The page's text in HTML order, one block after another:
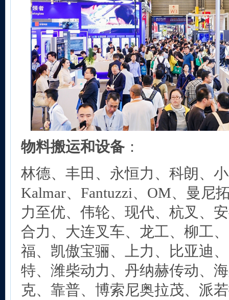
物料搬运和设备：
林德、丰田、永恒力、科朗、
Kalmar、Fantuzzi、OM、曼尼
力至优、伟轮、现代、杭叉、
合力、大连叉车、龙工、柳工
福、凯傲宝骊、上力、比亚迪
特、潍柴动力、丹纳赫传动、
克、靠普、博索尼奥拉茂、派